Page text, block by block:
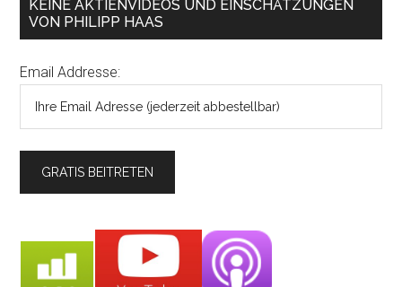
KEINE AKTIENVIDEOS UND EINSCHÄTZUNGEN
VON PHILIPP HAAS
Email Addresse: